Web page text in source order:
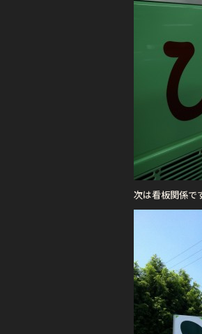
次は看板関係で